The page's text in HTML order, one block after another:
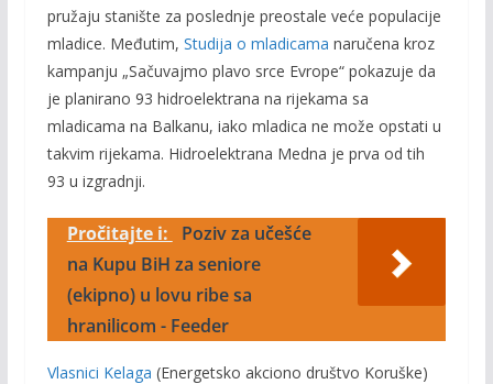
pružaju stanište za poslednje preostale veće populacije
mladice. Međutim, Studija o mladicama naručena kroz
kampanju „Sačuvajmo plavo srce Evrope“ pokazuje da
je planirano 93 hidroelektrana na rijekama sa
mladicama na Balkanu, iako mladica ne može opstati u
takvim rijekama. Hidroelektrana Medna je prva od tih
93 u izgradnji.
Pročitajte i:
Poziv za učešće
na Kupu BiH za seniore
(ekipno) u lovu ribe sa
hranilicom - Feeder
Vlasnici Kelaga (Energetsko akciono društvo Koruške)